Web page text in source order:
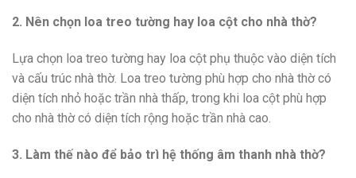
2. Nên chọn loa treo tường hay loa cột cho nhà thờ?
Lựa chọn loa treo tường hay loa cột phụ thuộc vào diện tích
và cấu trúc nhà thờ. Loa treo tường phù hợp cho nhà thờ có
diện tích nhỏ hoặc trần nhà thấp, trong khi loa cột phù hợp
cho nhà thờ có diện tích rộng hoặc trần nhà cao.
3. Làm thế nào để bảo trì hệ thống âm thanh nhà thờ?